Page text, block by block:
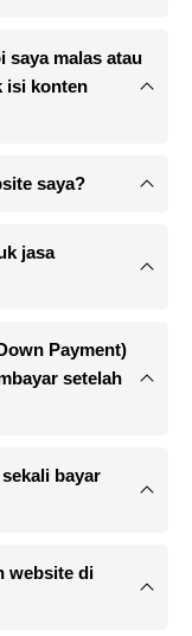
saya malas atau
isi konten
saya?
jasa
Payment)
setelah
bayar
website di